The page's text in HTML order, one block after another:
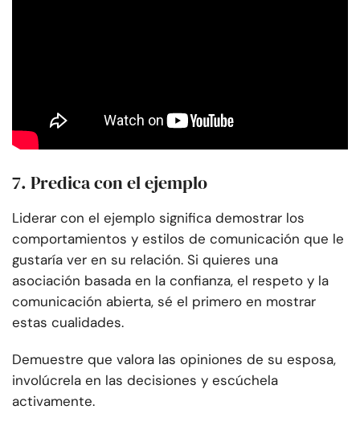
7. Predica con el ejemplo
Liderar con el ejemplo significa demostrar los
comportamientos y estilos de comunicación que le
gustaría ver en su relación. Si quieres una
asociación basada en la confianza, el respeto y la
comunicación abierta, sé el primero en mostrar
estas cualidades.
Demuestre que valora las opiniones de su esposa,
involúcrela en las decisiones y escúchela
activamente.